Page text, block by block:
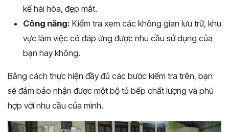
kế hài hòa, đẹp mắt.
Công năng: Kiểm tra xem các không gian lưu trữ, khu
vực làm việc có đáp ứng được nhu cầu sử dụng của
bạn hay không.
Bằng cách thực hiện đầy đủ các bước kiểm tra trên, bạn
sẽ đảm bảo nhận được một bộ tủ bếp chất lượng và phù
hợp với nhu cầu của mình.